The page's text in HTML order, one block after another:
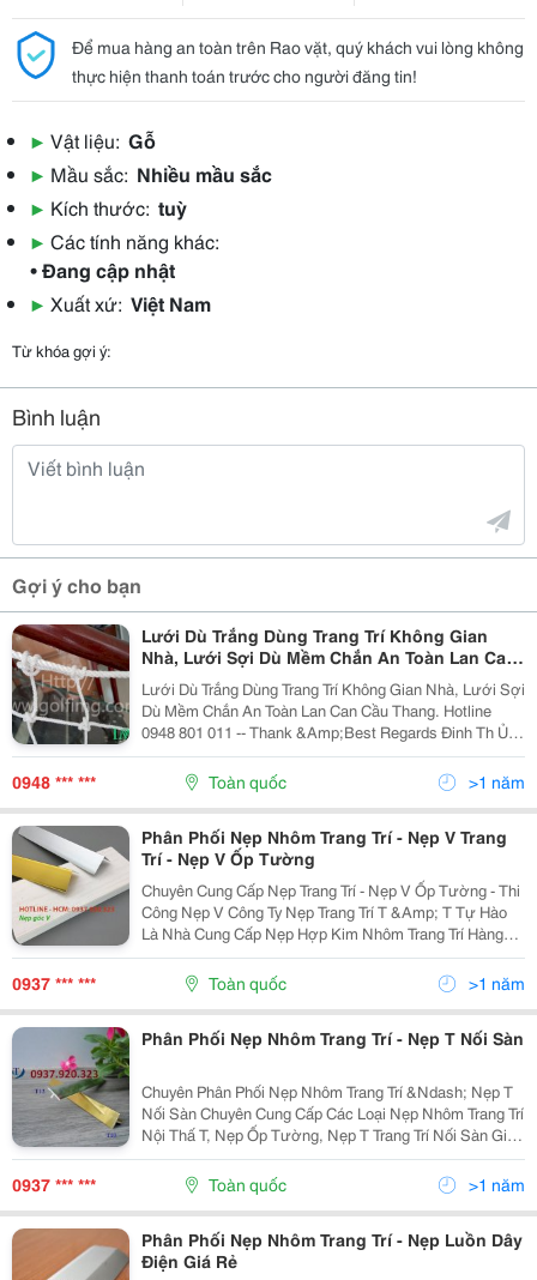
Để mua hàng an toàn trên Rao vặt, quý khách vui lòng không
thực hiện thanh toán trước cho người đăng tin!
▶ Vật liệu: Gỗ
▶ Mầu sắc: Nhiều mầu sắc
▶ Kích thước: tuỳ
▶ Các tính năng khác:
• Đang cập nhật
▶ Xuất xứ: Việt Nam
Từ khóa gợi ý:
Bình luận
Gợi ý cho bạn
Lưới Dù Trắng Dùng Trang Trí Không Gian
Nhà, Lưới Sợi Dù Mềm Chắn An Toàn Lan Can
Cầu Thang
Lưới Dù Trắng Dùng Trang Trí Không Gian Nhà, Lưới Sợi
Dù Mềm Chắn An Toàn Lan Can Cầu Thang. Hotline
0948 801 011 -- Thank &Amp;Best Regards Đinh Th Ủy -
094 880 1011 Email: Thithuy.img@Gmail.com; C Ông Ty
0948 *** *** Toàn quốc >1 năm
Phân Phối Nẹp Nhôm Trang Trí - Nẹp V Trang
Trí - Nẹp V Ốp Tường
Chuyên Cung Cấp Nẹp Trang Trí - Nẹp V Ốp Tường - Thi
Công Nẹp V Công Ty Nẹp Trang Trí T &Amp; T Tự Hào
Là Nhà Cung Cấp Nẹp Hợp Kim Nhôm Trang Trí Hàng
Đầu Việt Nam. Chuyên Cung Cấp Các Sản Phẩm Nẹp
Trang Trí Kim Loại , Nẹp V Nhựa Pvc, Nẹp V Trang...
0937 *** *** Toàn quốc >1 năm
Phân Phối Nẹp Nhôm Trang Trí - Nẹp T Nối Sàn
Chuyên Phân Phối Nẹp Nhôm Trang Trí &Ndash; Nẹp T
Nối Sàn Chuyên Cung Cấp Các Loại Nẹp Nhôm Trang Trí
Nội Thấ T, Nẹp Ốp Tường, Nẹp T Trang Trí Nối Sàn Giá
Rẻ Cho Đại Lý, Công Trình, Dự Án, Nhà Thầu, Khách
0937 *** *** Toàn quốc >1 năm
Phân Phối Nẹp Nhôm Trang Trí - Nẹp Luồn Dây
Điện Giá Rẻ